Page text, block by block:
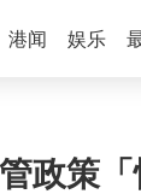
港闻 娱乐
政策